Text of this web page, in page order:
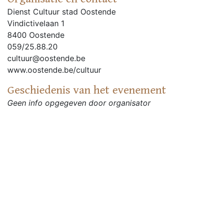
Dienst Cultuur stad Oostende
Vindictivelaan 1
8400 Oostende
059/25.88.20
cultuur@oostende.be
www.oostende.be/cultuur
Geschiedenis van het evenement
Geen info opgegeven door organisator